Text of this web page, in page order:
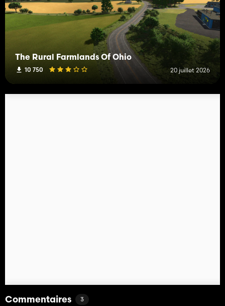
The Rural Farmlands Of Ohio
10 750 20 juillet 2026
Commentaires 3